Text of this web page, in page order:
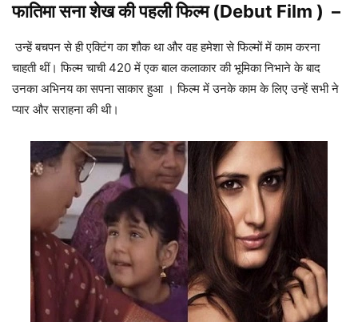
फातिमा सना शेख की पहली फिल्म (Debut Film ) –
उन्हें बचपन से ही एक्टिंग का शौक था और वह हमेशा से फिल्मों में काम करना
चाहती थीं। फिल्म चाची 420 में एक बाल कलाकार की भूमिका निभाने के बाद
उनका अभिनय का सपना साकार हुआ । फिल्म में उनके काम के लिए उन्हें सभी ने
प्यार और सराहना की थी।